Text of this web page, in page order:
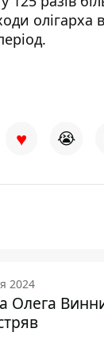
олігарха
♥ 😭
2024
Олега